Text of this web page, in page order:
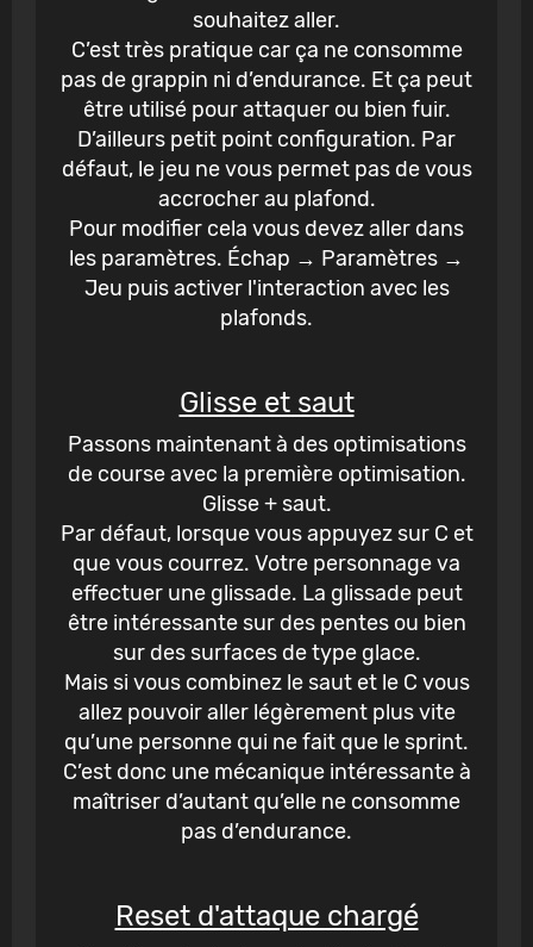
souhaitez aller.
C’est très pratique car ça ne consomme
pas de grappin ni d’endurance. Et ça peut
être utilisé pour attaquer ou bien fuir.
D’ailleurs petit point configuration. Par
défaut, le jeu ne vous permet pas de vous
accrocher au plafond.
Pour modifier cela vous devez aller dans
les paramètres. Échap → Paramètres →
Jeu puis activer l'interaction avec les
plafonds.
Glisse et saut
Passons maintenant à des optimisations
de course avec la première optimisation.
Glisse + saut.
Par défaut, lorsque vous appuyez sur C et
que vous courrez. Votre personnage va
effectuer une glissade. La glissade peut
être intéressante sur des pentes ou bien
sur des surfaces de type glace.
Mais si vous combinez le saut et le C vous
allez pouvoir aller légèrement plus vite
qu’une personne qui ne fait que le sprint.
C’est donc une mécanique intéressante à
maîtriser d’autant qu’elle ne consomme
pas d’endurance.
Reset d'attaque chargé